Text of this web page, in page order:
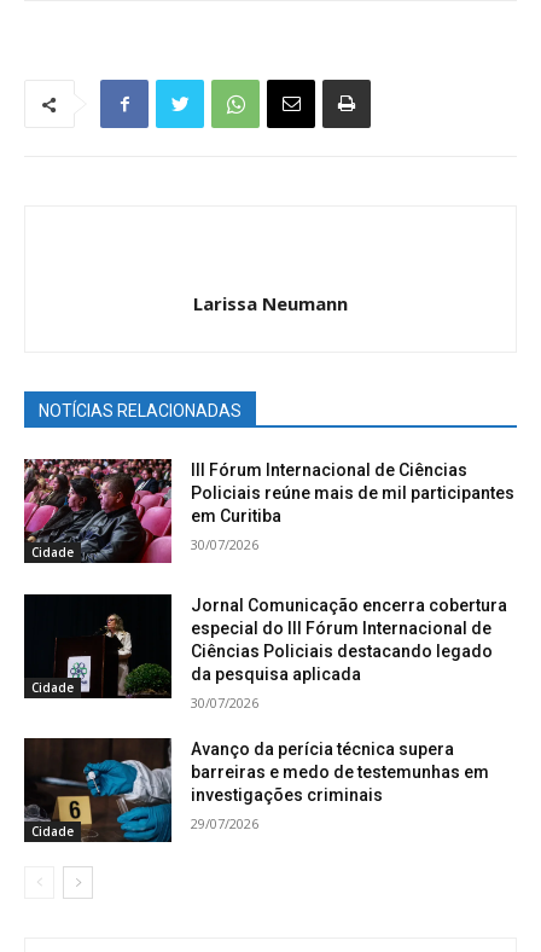
Larissa Neumann
NOTÍCIAS RELACIONADAS
Cidade
III Fórum Internacional de Ciências
Policiais reúne mais de mil participantes
em Curitiba
30/07/2026
Cidade
Jornal Comunicação encerra cobertura
especial do III Fórum Internacional de
Ciências Policiais destacando legado
da pesquisa aplicada
30/07/2026
Cidade
Avanço da perícia técnica supera
barreiras e medo de testemunhas em
investigações criminais
29/07/2026